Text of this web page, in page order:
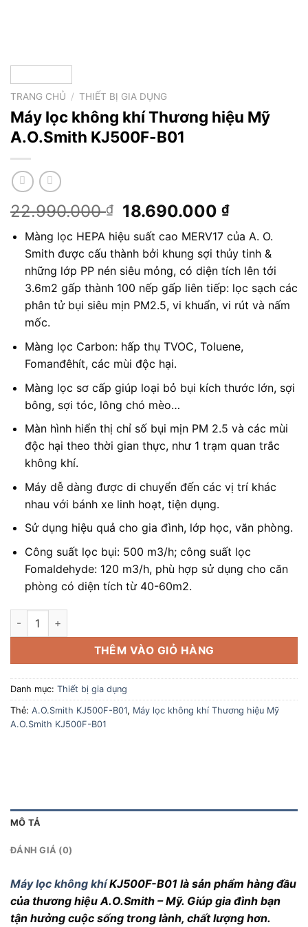
TRANG CHỦ / THIẾT BỊ GIA DỤNG
Máy lọc không khí Thương hiệu Mỹ
A.O.Smith KJ500F-B01
22.990.000₫
Giá
gốc
là:
22.990.000 ₫.
18.690.000₫Giá
hiện
tại
là:
Màng lọc HEPA hiệu suất cao MERV17 của A. O.
Smith được cấu thành bởi khung sợi thủy tinh &
những lớp PP nén siêu mỏng, có diện tích lên tới
3.6m2 gấp thành 100 nếp gấp liên tiếp: lọc sạch các
phân tử bụi siêu mịn PM2.5, vi khuẩn, vi rút và nấm
mốc.
Màng lọc Carbon: hấp thụ TVOC, Toluene,
Fomanđêhít, các mùi độc hại.
Màng lọc sơ cấp giúp loại bỏ bụi kích thước lớn, sợi
bông, sợi tóc, lông chó mèo…
Màn hình hiển thị chỉ số bụi mịn PM 2.5 và các mùi
độc hại theo thời gian thực, như 1 trạm quan trắc
không khí.
Máy dễ dàng được di chuyển đến các vị trí khác
nhau với bánh xe linh hoạt, tiện dụng.
Sử dụng hiệu quả cho gia đình, lớp học, văn phòng.
Công suất lọc bụi: 500 m3/h; công suất lọc
Fomaldehyde: 120 m3/h, phù hợp sử dụng cho căn
phòng có diện tích từ 40-60m2.
Máy lọc không khí Thương hiệu Mỹ A.O.Smith KJ500F-B01 số
THÊM VÀO GIỎ HÀNG
Danh mục: Thiết bị gia dụng
Thẻ: A.O.Smith KJ500F-B01, Máy lọc không khí Thương hiệu Mỹ
A.O.Smith KJ500F-B01
MÔ TẢ
ĐÁNH GIÁ (0)
Máy lọc không khíKJ500F-B01 là sản phẩm hàng đầu
của thương hiệu A.O.Smith – Mỹ. Giúp gia đình bạn
tận hưởng cuộc sống trong lành, chất lượng hơn.